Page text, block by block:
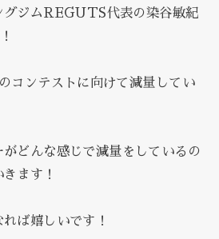
グジムREGUTS代表の染谷敏紀
コンテストに向けて減量してい
どんな感じで減量をしているの
ます！
ば嬉しいです！